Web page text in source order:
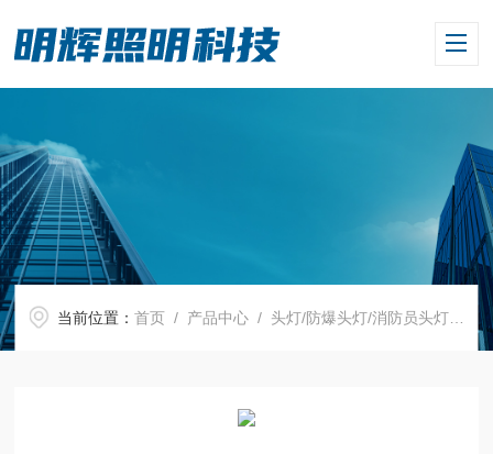
当前位置：首页 / 产品中心 / 头灯/防爆头灯/消防员头灯